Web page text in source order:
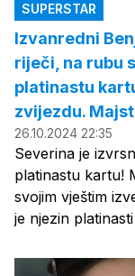
SUPERSTAR
Izvanredni
riječi, na rubu
platinastu
zvijezdu.
26.10.2024 22:35
Severina je
platinastu kartu!
svojim vještim
je njezin